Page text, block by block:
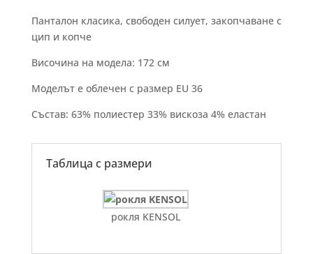
Панталон класика, свободен силует, закопчаване с
цип и копче
Височина на модела: 172 см
Моделът е облечен с размер EU 36
Състав: 63% полиестер 33% вискоза 4% еластан
Таблица с размери
рокля KENSOL